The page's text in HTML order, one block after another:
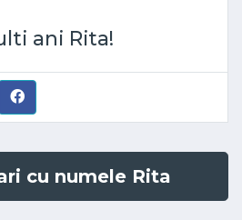
ani Rita!
cu numele Rita